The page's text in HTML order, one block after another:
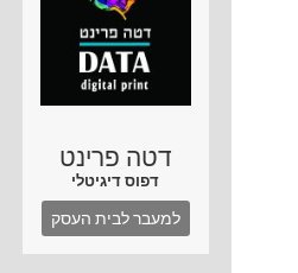
דטה פרינט
דפוס דיגיטלי
למעבר לבית העסק